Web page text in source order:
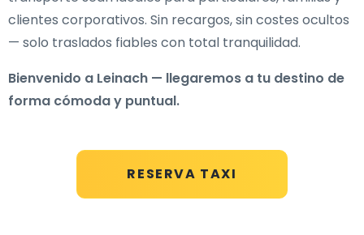
RESERVA TAXI
clientes corporativos. Sin recargos, sin costes ocultos
— solo traslados fiables con total tranquilidad.
Bienvenido a Leinach — llegaremos a tu destino de
forma cómoda y puntual.